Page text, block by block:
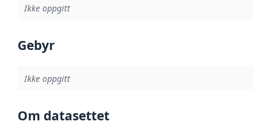
Ikke oppgitt
Gebyr
Ikke oppgitt
Om datasettet